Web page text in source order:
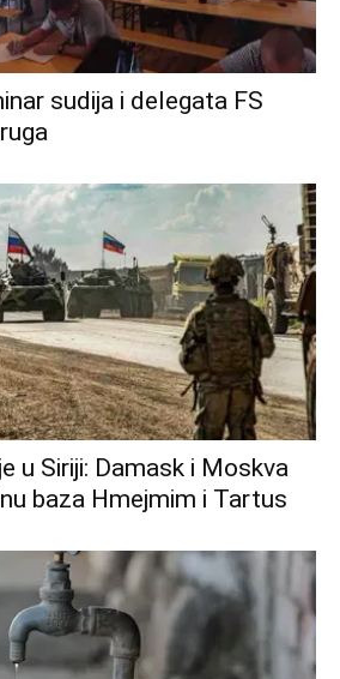
sudija i delegata FS
u Siriji: Damask i Moskva
baza Hmejmim i Tartus